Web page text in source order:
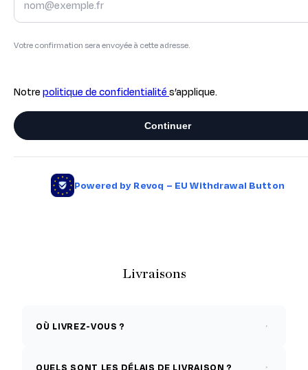
Livraisons
OÙ LIVREZ-VOUS ?